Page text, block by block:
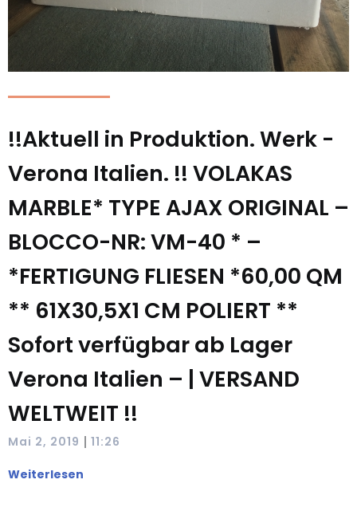
!!Aktuell in Produktion. Werk -
Verona Italien. !! VOLAKAS
MARBLE* TYPE AJAX ORIGINAL –
BLOCCO-NR: VM-40 * –
*FERTIGUNG FLIESEN *60,00 QM
** 61X30,5X1 CM POLIERT **
Sofort verfügbar ab Lager
Verona Italien – | VERSAND
WELTWEIT !!
Mai 2, 2019 | 11:26
Weiterlesen